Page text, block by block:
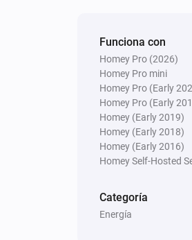
Funciona con
Homey Pro (2026)
Homey Pro mini
Homey Pro (Early
Homey Pro (Early
Homey (Early 2019)
Homey (Early 2018)
Homey (Early 2016)
Homey Self-Hosted
Categoría
Energía